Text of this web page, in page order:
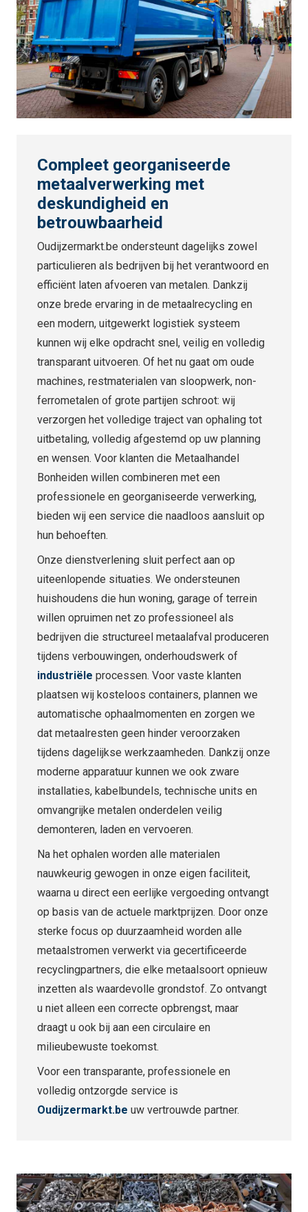
Compleet georganiseerde
metaalverwerking met
deskundigheid en
betrouwbaarheid
Oudijzermarkt.be ondersteunt dagelijks zowel
particulieren als bedrijven bij het verantwoord en
efficiënt laten afvoeren van metalen. Dankzij
onze brede ervaring in de metaalrecycling en
een modern, uitgewerkt logistiek systeem
kunnen wij elke opdracht snel, veilig en volledig
transparant uitvoeren. Of het nu gaat om oude
machines, restmaterialen van sloopwerk, non-
ferrometalen of grote partijen schroot: wij
verzorgen het volledige traject van ophaling tot
uitbetaling, volledig afgestemd op uw planning
en wensen. Voor klanten die Metaalhandel
Bonheiden willen combineren met een
professionele en georganiseerde verwerking,
bieden wij een service die naadloos aansluit op
hun behoeften.
Onze dienstverlening sluit perfect aan op
uiteenlopende situaties. We ondersteunen
huishoudens die hun woning, garage of terrein
willen opruimen net zo professioneel als
bedrijven die structureel metaalafval produceren
tijdens verbouwingen, onderhoudswerk of
industriële processen. Voor vaste klanten
plaatsen wij kosteloos containers, plannen we
automatische ophaalmomenten en zorgen we
dat metaalresten geen hinder veroorzaken
tijdens dagelijkse werkzaamheden. Dankzij onze
moderne apparatuur kunnen we ook zware
installaties, kabelbundels, technische units en
omvangrijke metalen onderdelen veilig
demonteren, laden en vervoeren.
Na het ophalen worden alle materialen
nauwkeurig gewogen in onze eigen faciliteit,
waarna u direct een eerlijke vergoeding ontvangt
op basis van de actuele marktprijzen. Door onze
sterke focus op duurzaamheid worden alle
metaalstromen verwerkt via gecertificeerde
recyclingpartners, die elke metaalsoort opnieuw
inzetten als waardevolle grondstof. Zo ontvangt
u niet alleen een correcte opbrengst, maar
draagt u ook bij aan een circulaire en
milieubewuste toekomst.
Voor een transparante, professionele en
volledig ontzorgde service is
Oudijzermarkt.be uw vertrouwde partner.